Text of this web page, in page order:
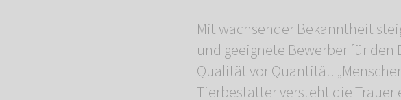
Mit wachsender Bekanntheit
und geeignete Bewerber für
Qualität vor Quantität.
Tierbestatter versteht die